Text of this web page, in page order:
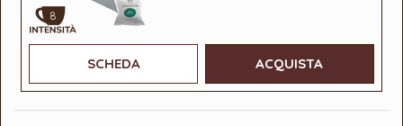
8
SCHEDA ACQUISTA